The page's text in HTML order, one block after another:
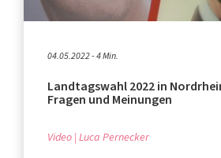
04.05.2022 - 4 Min.
Landtagswahl 2022 in
Fragen und Meinungen
Video Luca Pernecker